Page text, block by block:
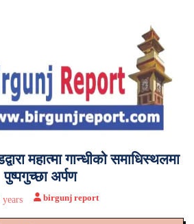
महात्मा गान्धीको समाधिस्थलमा
पुष्पगुच्छा अर्पण
years birgunj report